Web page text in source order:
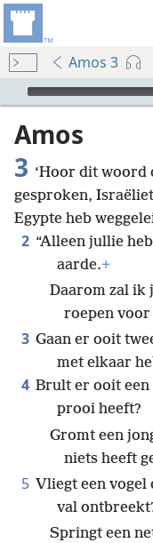
Amos 3
Audio Player
Amos
3 ‘Hoor dit woord
gesproken,
Egypte heb
2 “Alleen jullie
aarde.+
Daarom zal
roepen
3 Gaan er ooit
met elkaar
4 Brult er ooit een
prooi heeft?
Gromt een
niets heeft
5 Vliegt een vogel
val
Springt een